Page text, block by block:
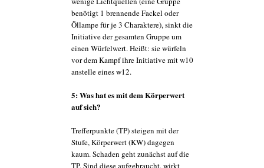
benötigt 1 brennende Fackel oder
Öllampe für je 3 Charaktere), sinkt die
Initiative der gesamten Gruppe um
einen Würfelwert. Heißt: sie würfeln
vor dem Kampf ihre Initiative mit w10
anstelle eines w12.
5: Was hat es mit dem Körperwert
auf sich?
Trefferpunkte (TP) steigen mit der
Stufe, Körperwert (KW) dagegen
kaum. Schaden geht zunächst auf die
TP. Sind diese aufgebraucht, wirkt